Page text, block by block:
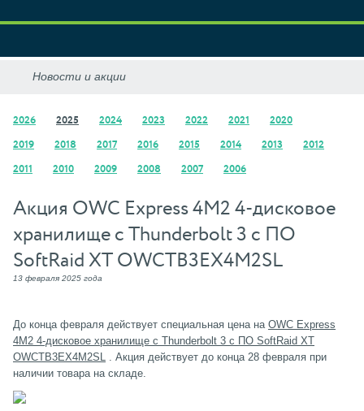
2026 2025 2024 2023 2022 2021 2020
2019 2018 2017 2016 2015 2014 2013 2012
2011 2010 2009 2008 2007 2006
Акция OWC Express 4M2 4-дисковое
хранилище с Thunderbolt 3 c ПО
SoftRaid XT OWCTB3EX4M2SL
13 февраля 2025 года
До конца февраля действует специальная цена на OWC Express
4M2 4-дисковое хранилище с Thunderbolt 3 c ПО SoftRaid XT
OWCTB3EX4M2SL
. Акция действует до конца 28 февраля при
наличии товара на складе.